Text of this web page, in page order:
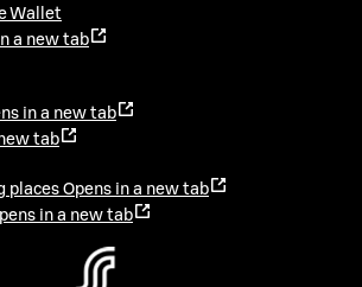
Wallet
a new tab
in a new tab
tab
places Opens in a new tab
in a new tab